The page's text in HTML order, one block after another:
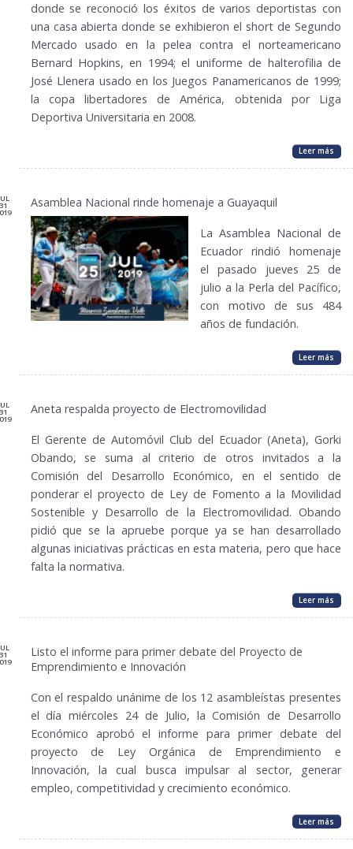
donde se reconoció los éxitos de varios deportistas con
una casa abierta donde se exhibieron el short de Segundo
Mercado usado en la pelea contra el norteamericano
Bernard Hopkins, en 1994; el uniforme de halterofilia de
José Llenera usado en los Juegos Panamericanos de 1999;
la copa libertadores de América, obtenida por Liga
Deportiva Universitaria en 2008.
Leer más
31 Asamblea Nacional rinde homenaje a Guayaquil
La Asamblea Nacional de
Ecuador rindió homenaje
el pasado jueves 25 de
julio a la Perla del Pacífico,
con motivo de sus 484
años de fundación.
Leer más
31 Aneta respalda proyecto de Electromovilidad
El Gerente de Automóvil Club del Ecuador (Aneta), Gorki
Obando, se suma al criterio de otros invitados a la
Comisión del Desarrollo Económico, en el sentido de
ponderar el proyecto de Ley de Fomento a la Movilidad
Sostenible y Desarrollo de la Electromovilidad. Obando
pidió que se la apruebe porque ya se han desarrollado
algunas iniciativas prácticas en esta materia, pero que hace
falta la normativa.
Leer más
31
Listo el informe para primer debate del Proyecto de
Emprendimiento e Innovación
Con el respaldo unánime de los 12 asambleístas presentes
el día miércoles 24 de Julio, la Comisión de Desarrollo
Económico aprobó el informe para primer debate del
proyecto de Ley Orgánica de Emprendimiento e
Innovación, la cual busca impulsar al sector, generar
empleo, competitividad y crecimiento económico.
Leer más